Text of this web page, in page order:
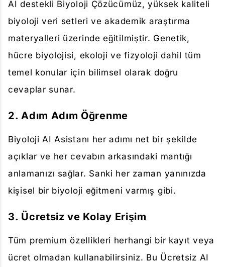
AI destekli Biyoloji Çözücümüz, yüksek kaliteli
biyoloji veri setleri ve akademik araştırma
materyalleri üzerinde eğitilmiştir. Genetik,
hücre biyolojisi, ekoloji ve fizyoloji dahil tüm
temel konular için bilimsel olarak doğru
cevaplar sunar.
2. Adım Adım Öğrenme
Biyoloji AI Asistanı her adımı net bir şekilde
açıklar ve her cevabın arkasındaki mantığı
anlamanızı sağlar. Sanki her zaman yanınızda
kişisel bir biyoloji eğitmeni varmış gibi.
3. Ücretsiz ve Kolay Erişim
Tüm premium özellikleri herhangi bir kayıt veya
ücret olmadan kullanabilirsiniz. Bu Ücretsiz AI